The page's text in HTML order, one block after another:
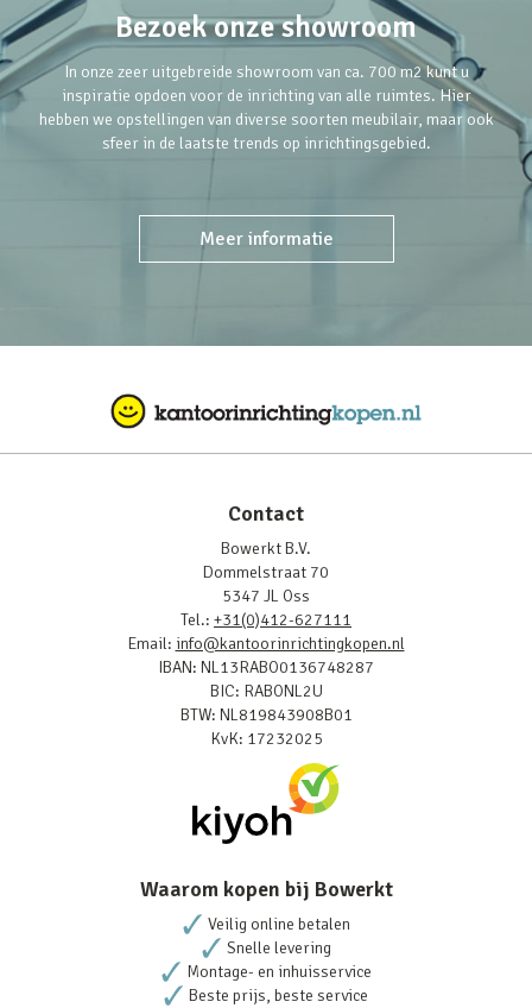
Bezoek onze showroom
In onze zeer uitgebreide showroom van ca. 700 m2 kunt u
inspiratie opdoen voor de inrichting van alle ruimtes. Hier
hebben we opstellingen van diverse soorten meubilair, maar ook
sfeer in de laatste trends op inrichtingsgebied.
Meer informatie
Contact
Bowerkt B.V.
Dommelstraat 70
5347 JL Oss
Tel.: +31(0)412-627111
Email: info@kantoorinrichtingkopen.nl
IBAN: NL13RABO0136748287
BIC: RABONL2U
BTW: NL819843908B01
KvK: 17232025
Waarom kopen bij Bowerkt
Veilig online betalen
Snelle levering
Montage- en inhuisservice
Beste prijs, beste service